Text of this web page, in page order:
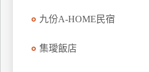
九份A-HOME民宿
集璦飯店